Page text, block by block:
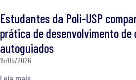
Estudantes da Poli-USP
prática de desenvolvimento de
autoguiados
15/05/2026